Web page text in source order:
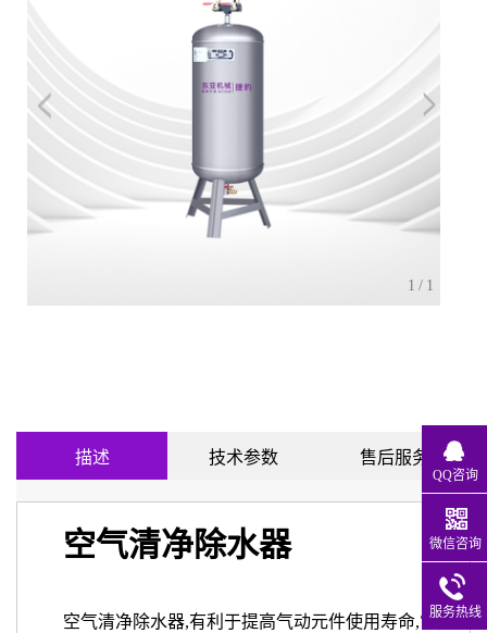
1/1
描述 技术参数 售后服务
空气清净除水器
空气清净除水器,有利于提高气动元件使用寿命,它能
QQ咨询
微信咨询
服务热线